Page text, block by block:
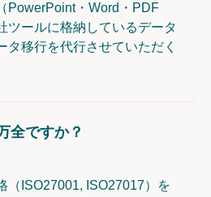
PowerPoint・Word・PDF
ツールに格納しているデータ
タ移行を代行させていただく
全ですか？
（ISO27001, ISO27017）を